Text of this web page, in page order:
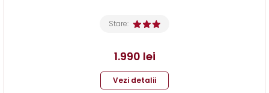
Stare:
1.990 lei
Vezi detalii